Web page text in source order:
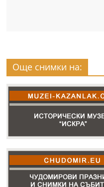
Още снимки на: